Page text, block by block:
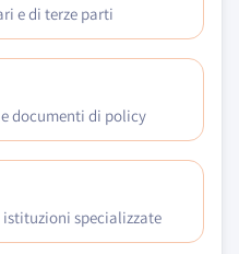
e di terze parti
documenti di policy
specializzate